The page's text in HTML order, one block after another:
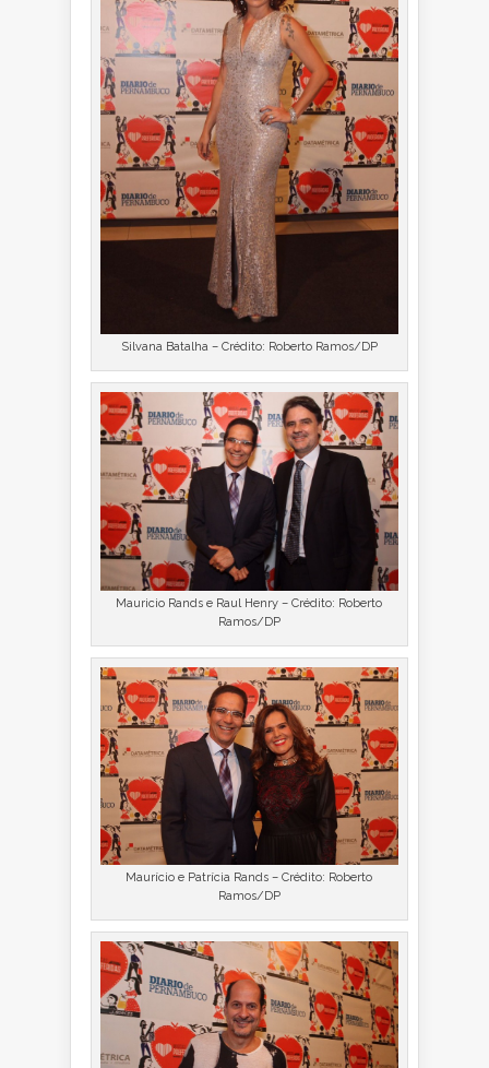
Silvana Batalha – Crédito: Roberto Ramos/DP
Mauricio Rands e Raul Henry – Crédito: Roberto
Ramos/DP
Maurício e Patrícia Rands – Crédito: Roberto
Ramos/DP